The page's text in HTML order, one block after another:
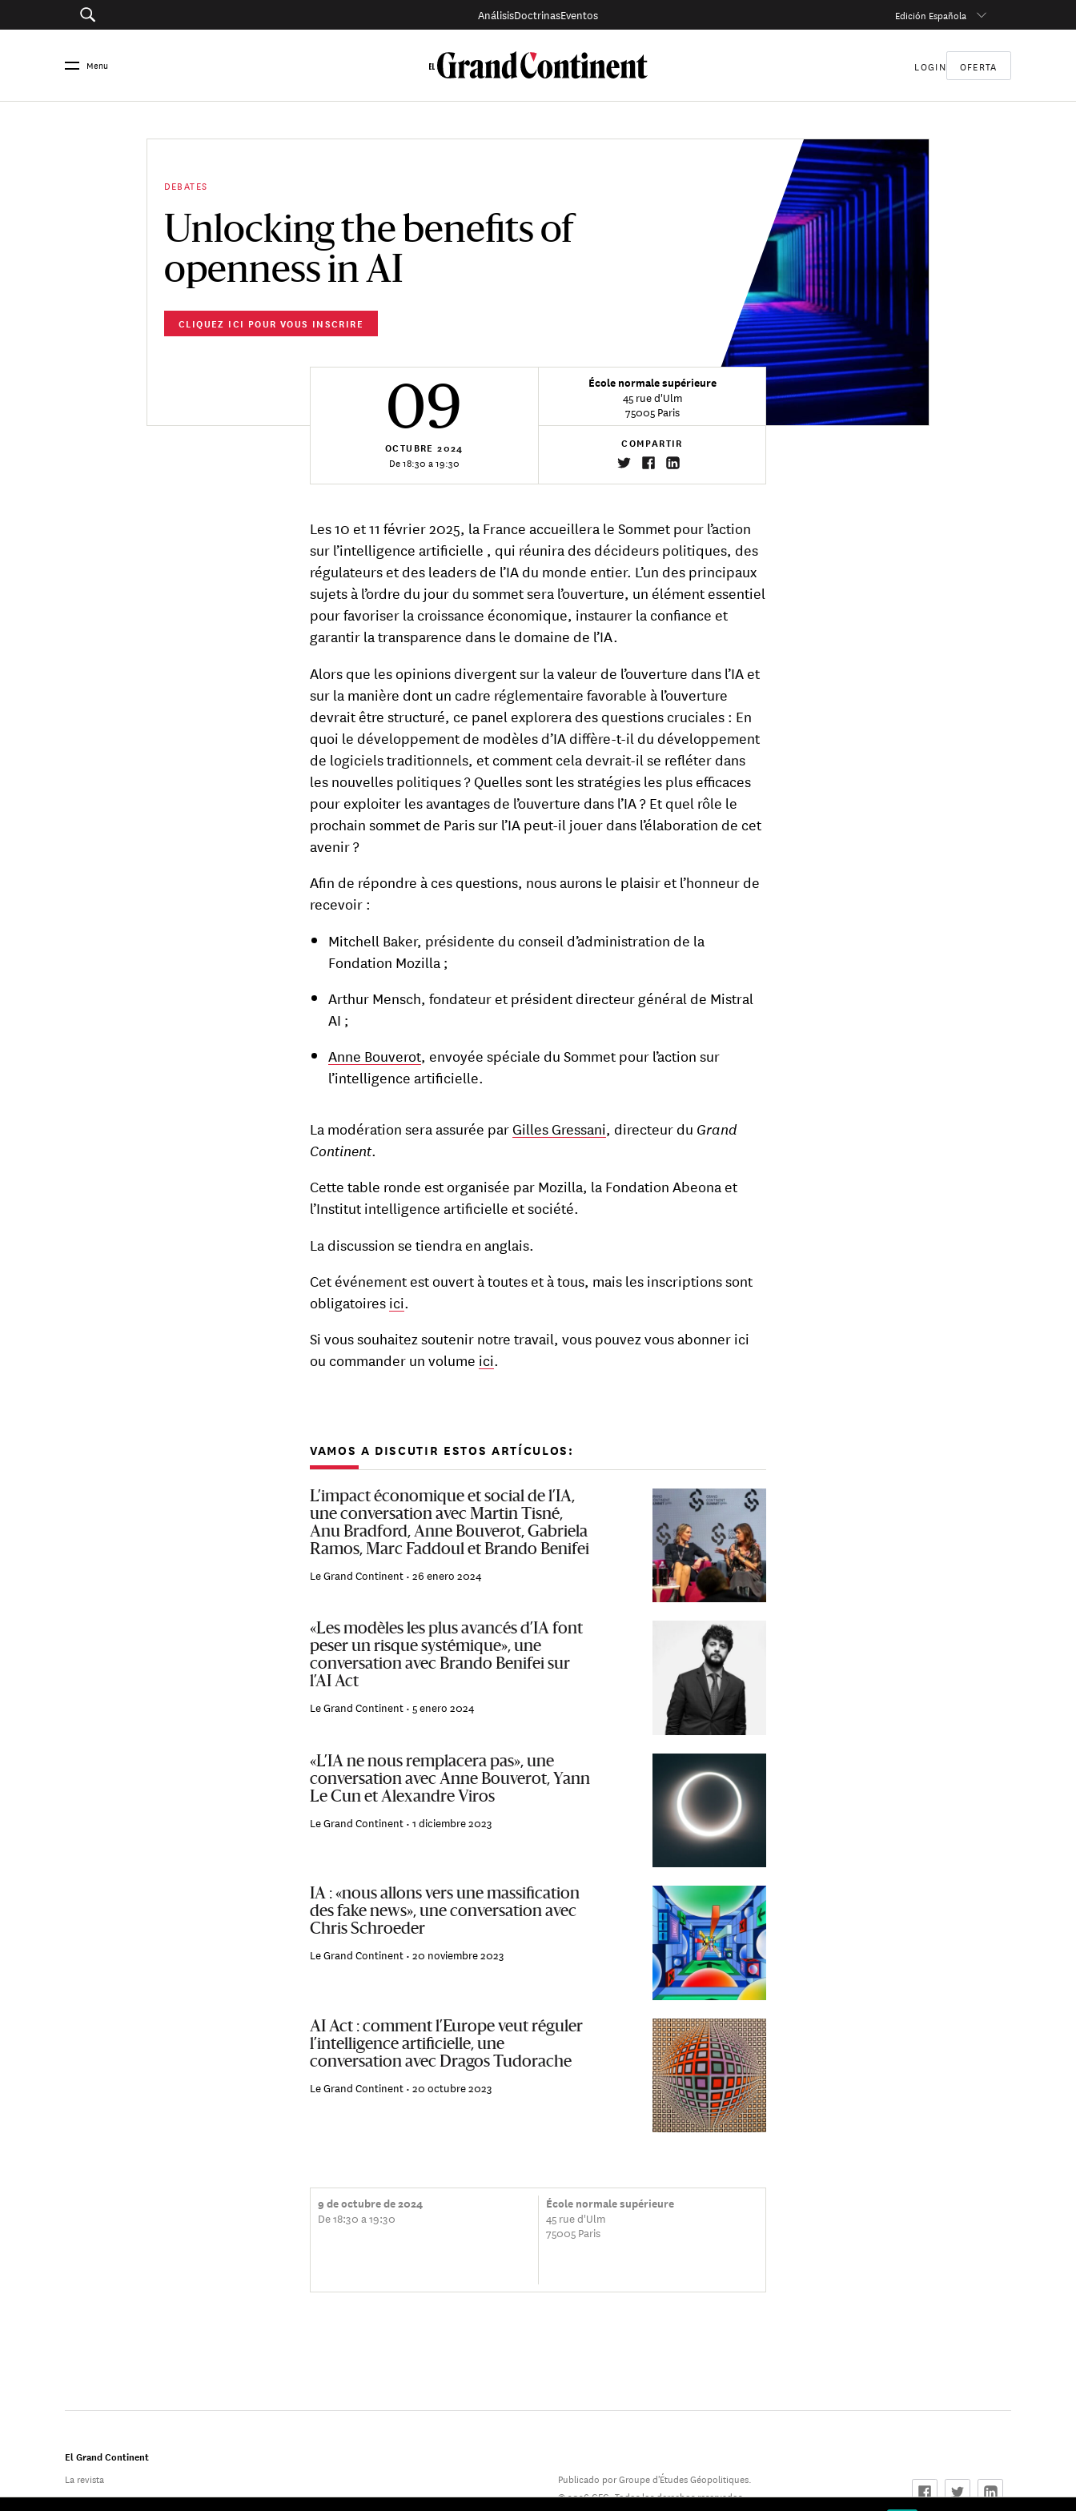
AnálisisDoctrinasEventos Edición Española
Menu LOGIN OFERTA
DEBATES
Unlocking the benefits of
openness in AI
CLIQUEZ ICI POUR VOUS INSCRIRE
09
OCTUBRE 2024
De 18:30 a 19:30
École normale supérieure
45 rue d'Ulm
75005 Paris
COMPARTIR
Les 10 et 11 février 2025, la France accueillera le Sommet pour l’action
sur l’intelligence artificielle , qui réunira des décideurs politiques, des
régulateurs et des leaders de l’IA du monde entier. L’un des principaux
sujets à l’ordre du jour du sommet sera l’ouverture, un élément essentiel
pour favoriser la croissance économique, instaurer la confiance et
garantir la transparence dans le domaine de l’IA.
Alors que les opinions divergent sur la valeur de l’ouverture dans l’IA et
sur la manière dont un cadre réglementaire favorable à l’ouverture
devrait être structuré, ce panel explorera des questions cruciales : En
quoi le développement de modèles d’IA diffère-t-il du développement
de logiciels traditionnels, et comment cela devrait-il se refléter dans
les nouvelles politiques ? Quelles sont les stratégies les plus efficaces
pour exploiter les avantages de l’ouverture dans l’IA ? Et quel rôle le
prochain sommet de Paris sur l’IA peut-il jouer dans l’élaboration de cet
avenir ?
Afin de répondre à ces questions, nous aurons le plaisir et l’honneur de
recevoir :
Mitchell Baker, présidente du conseil d’administration de la
Fondation Mozilla ;
Arthur Mensch, fondateur et président directeur général de Mistral
AI ;
Anne Bouverot, envoyée spéciale du Sommet pour l’action sur
l’intelligence artificielle.
La modération sera assurée parGilles Gressani, directeur du Grand
Continent.
Cette table ronde est organisée par Mozilla, la Fondation Abeona et
l’Institut intelligence artificielle et société.
La discussion se tiendra en anglais.
Cet événement est ouvert à toutes et à tous, mais les inscriptions sont
obligatoiresici.
Si vous souhaitez soutenir notre travail, vous pouvez vous abonner ici
ou commander un volume ici.
VAMOS A DISCUTIR ESTOS ARTÍCULOS:
L’impact économique et social de l’IA,
une conversation avec Martin Tisné,
Anu Bradford, Anne Bouverot, Gabriela
Ramos, Marc Faddoul et Brando Benifei
Le Grand Continent •26 enero 2024
«Les modèles les plus avancés d’IA font
peser un risque systémique», une
conversation avec Brando Benifei sur
l’AI Act
Le Grand Continent • 5 enero 2024
«L’IA ne nous remplacera pas», une
conversation avec Anne Bouverot, Yann
Le Cun et Alexandre Viros
Le Grand Continent •1 diciembre 2023
IA : «nous allons vers une massification
des fake news», une conversation avec
Chris Schroeder
Le Grand Continent •20 noviembre 2023
AI Act : comment l’Europe veut réguler
l’intelligence artificielle, une
conversation avec Dragos Tudorache
Le Grand Continent •20 octubre 2023
9 de octubre de 2024
De 18:30 a 19:30
École normale supérieure
45 rue d'Ulm
75005 Paris
El Grand Continent
La revista
Publicado por Groupe d'Études Géopolitiques.
© 2026 GEG. Todos los derechos reservados.